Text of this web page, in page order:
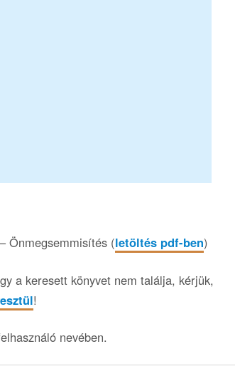
Önmegsemmisítés (letöltés pdf-ben)
a keresett könyvet nem találja, kérjük,
!
nevében.